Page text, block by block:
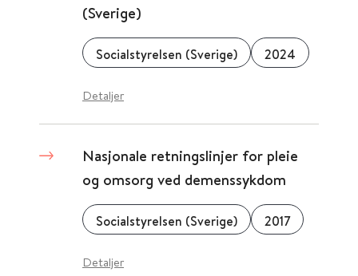
(Sverige)
Socialstyrelsen (Sverige) 2024
Detaljer
Nasjonale retningslinjer for pleie
og omsorg ved demenssykdom
Socialstyrelsen (Sverige) 2017
Detaljer